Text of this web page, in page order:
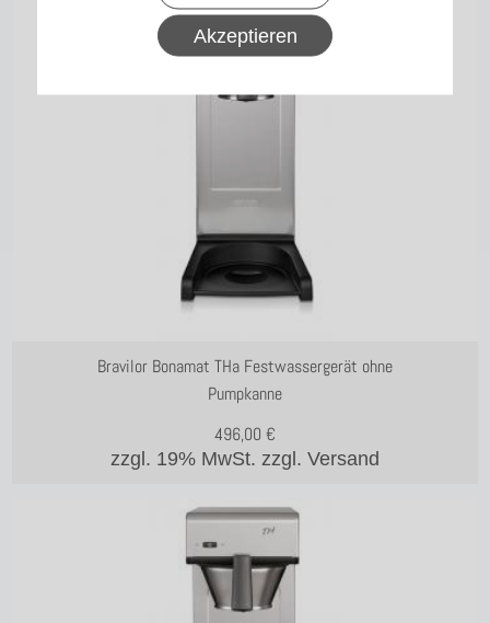
Akzeptieren
Bravilor Bonamat THa Festwassergerät ohne
Pumpkanne
zzgl. 19% MwSt. zzgl. Versand
496,00 €